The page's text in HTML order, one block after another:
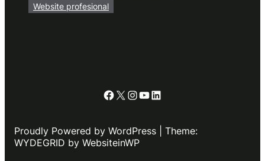
Website profesional
Facebook
X Instagram
YouTube
LinkedIn
Proudly Powered by WordPress | Theme:
WYDEGRID by WebsiteinWP